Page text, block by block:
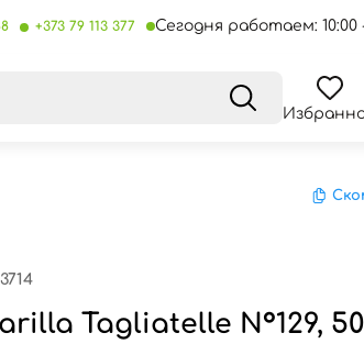
+373 79 113 377 Сегодня работаем: 10:00
Tagliatelle N°129,